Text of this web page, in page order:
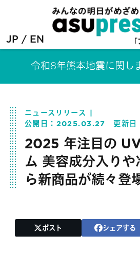
JP EN
令和8年熊本地震に関し
ニュースリリース
公開日： 2025.03.27 更新日
2025 年注目の
ム 美容成分入り
ら新商品が続々登
ポスト シェアする